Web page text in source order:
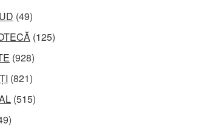
(49)
(125)
(928)
(821)
(515)